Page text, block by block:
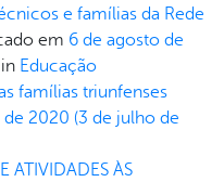
e famílias da Rede
em 6 de agosto de
in Educação
famílias triunfenses
de 2020 (3 de julho de
ATIVIDADES ÀS